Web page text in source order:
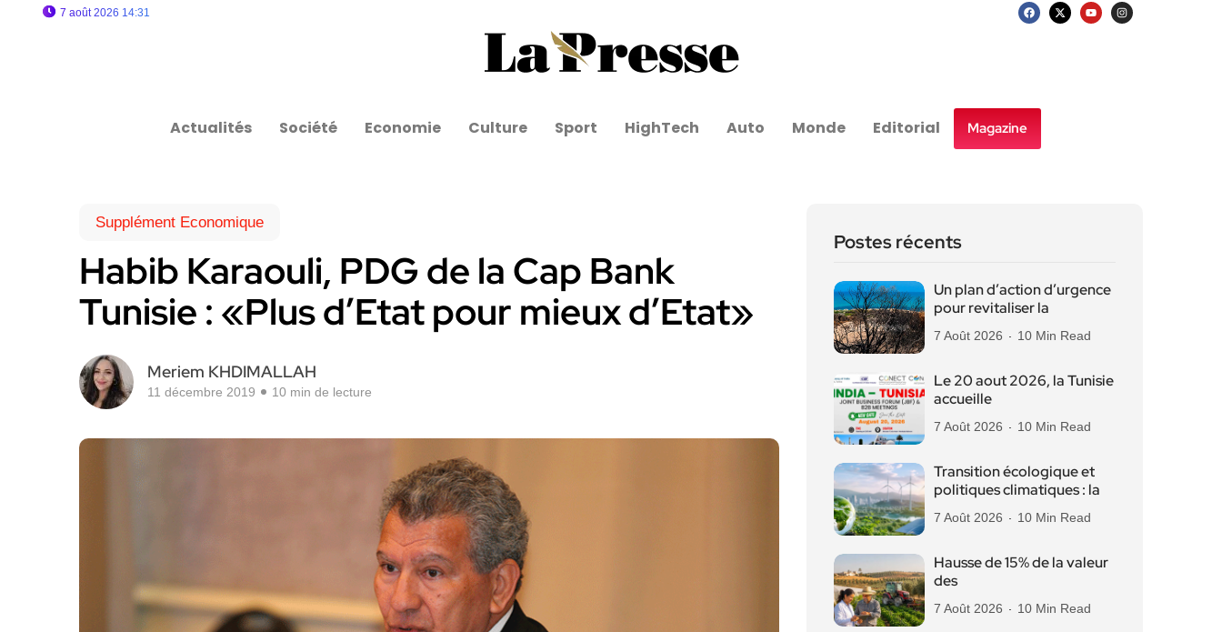
7 août 2026 14:31
Actualités Société Economie Culture Sport HighTech Auto Monde Editorial Magazine
Supplément Economique
Habib Karaouli, PDG de la Cap Bank
Tunisie : «Plus d’Etat pour mieux d’Etat»
Meriem KHDIMALLAH
11 décembre 2019 10 min de lecture
Postes récents
Un plan d’action d’urgence
pour revitaliser la
7 Août 2026 10 Min Read
Le 20 aout 2026, la Tunisie
accueille
7 Août 2026 10 Min Read
Transition écologique et
politiques climatiques : la
7 Août 2026 10 Min Read
Hausse de 15% de la valeur
des
7 Août 2026 10 Min Read